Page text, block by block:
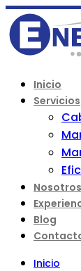
Inicio
Servicios
Nosotros
Blog
Inicio